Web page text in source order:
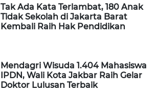
Tak Ada Kata Terlambat, 180 Anak
Tidak Sekolah di Jakarta Barat
Kembali Raih Hak Pendidikan
Mendagri Wisuda 1.404 Mahasiswa
IPDN, Wali Kota Jakbar Raih Gelar
Doktor Lulusan Terbaik